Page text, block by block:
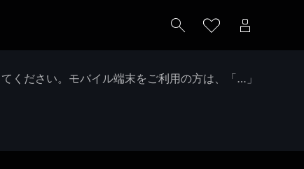
ください。モバイル端末をご利用の方は、「…」